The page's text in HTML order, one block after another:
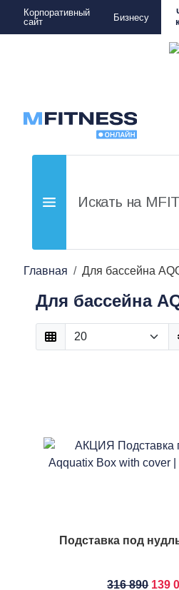
Корпоративный
сайт
Бизнесу
Главная Для бассейна
Для бассейна
Подставка под
316 890 139